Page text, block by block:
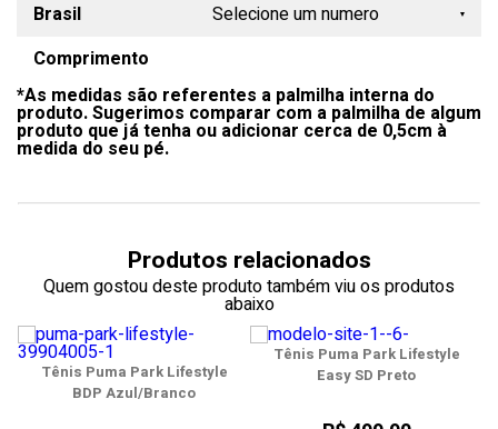
Brasil
Comprimento
*As medidas são referentes a palmilha interna do
produto. Sugerimos comparar com a palmilha de algum
produto que já tenha ou adicionar cerca de 0,5cm à
medida do seu pé.
Selecione um numero
35
39
41
Produtos relacionados
Quem gostou deste produto também viu os produtos
abaixo
Tênis Puma Park Lifestyle
BDP Azul/Branco
Tênis Puma Park Lifestyle
Easy SD Preto